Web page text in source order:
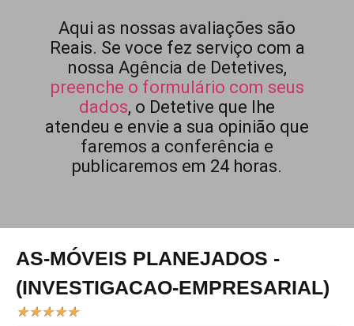
Aqui as nossas avaliações são
Reais. Se voce fez serviço com a
nossa Agência de Detetives,
preenche o formulário com seus
dados, o Detetive que lhe
atendeu e envie a sua opinião que
faremos a conferência e
publicaremos em 24 horas.
AS-MÓVEIS PLANEJADOS -
(INVESTIGACAO-EMPRESARIAL)
★★★★★